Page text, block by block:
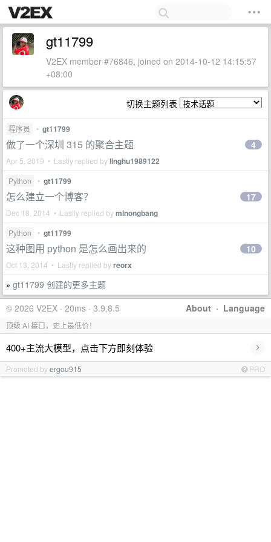
gt11799
V2EX member #76846, joined on 2014-10-12 14:15:57
+08:00
切换主题列表
程序员 • gt11799
做了一个深圳 315 的聚合主题
Apr 5, 2019 • Lastly replied bylinghu1989122
4
Python • gt11799
怎么建立一个博客？
Dec 18, 2014 • Lastly replied byminongbang
17
Python • gt11799
这种图用 python 是怎么画出来的
Oct 13, 2014 • Lastly replied byreorx
10
» gt11799 创建的更多主题
About · Language
© 2026 V2EX · 20ms · 3.9.8.5
顶级 AI 接口，史上最低价！
400+主流大模型，点击下方即刻体验 ›
Promoted byergou915 PRO